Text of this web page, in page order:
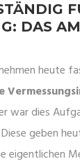
DAS
heute
war dies
geben
eigentlichen